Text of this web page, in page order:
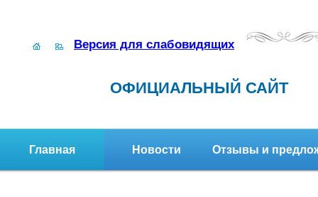
Версия для слабовидящих
ОФИЦИАЛЬНЫЙ САЙТ
Главная Новости Отзывы и